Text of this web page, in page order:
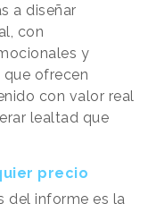
a diseñar
con
y
ofrecen
con valor real
lealtad que
precio
del informe es la